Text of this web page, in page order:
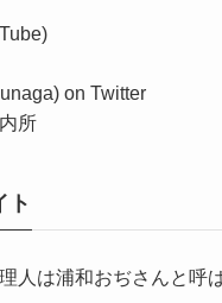
on Twitter
所
ト
人は浦和おぢさんと呼